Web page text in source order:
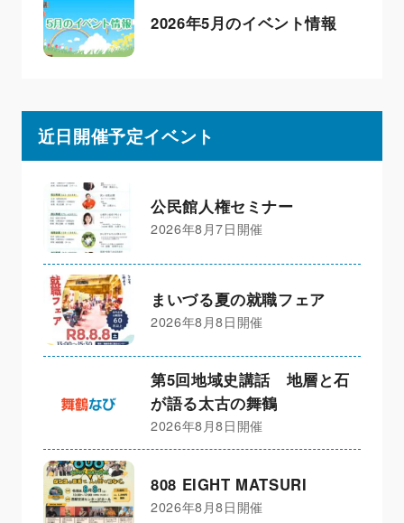
2026年5月のイベント情報
近日開催予定イベント
公民館人権セミナー
2026年8月7日開催
まいづる夏の就職フェア
2026年8月8日開催
第5回地域史講話 地層と石
が語る太古の舞鶴
2026年8月8日開催
808 EIGHT MATSURI
2026年8月8日開催